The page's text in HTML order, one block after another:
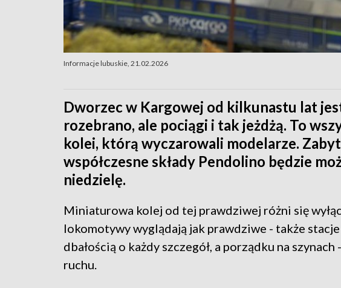
Informacje lubuskie, 21.02.2026
Dworzec w Kargowej od kilkunastu lat
rozebrano, ale pociągi i tak jeżdżą. To
kolei, którą wyczarowali modelarze.
współczesne składy Pendolino będzie
niedzielę.
Miniaturowa kolej od tej prawdziwej różni się
lokomotywy wyglądają jak prawdziwe - także
dbałością o każdy szczegół, a porządku na
ruchu.